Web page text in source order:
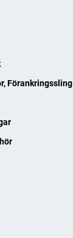
Förankringssling